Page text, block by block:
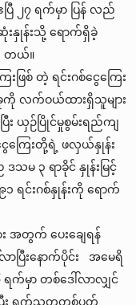
ြီ ၂၇ ရက်မှာ ပြန် လည်
နှုန်းသို့ ရောက်ရှိခဲ့
တယ်။
ဖြစ် တဲ့ ရင်းဂစ်ငွေကြေး
ခုကို လက်ဝယ်ထားရှိသူများ
ယှဉ်ပြိုင်မှုစွမ်းရည်ကျ
ေကြေးတို့ရဲ့ ဖလှယ်နှုန်း
သမ ၃ ရာခိုင် နှုန်းမြင့်
ရင်းဂစ်နှုန်းကို ရောက်
း အတွက် ပေးချေရန်
ပြီးနောက်ပိုင်း အမေရိ
ရက်မှာ တစ်ဒေါ်လာလျှင်
ြီး ရက်သတ္တတစ်ပတ်